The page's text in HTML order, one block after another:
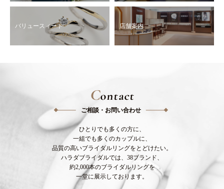
バリュースィート 店舗案内
Contact
ご相談・お問い合わせ
ひとりでも多くの方に、
一組でも多くのカップルに、
品質の高いブライダルリングをとどけたい。
ハラダブライダルでは、38ブランド、
約2,000本のブライダルリングを
一堂に展示しております。